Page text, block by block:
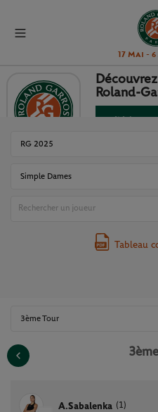
17 Mai -
TABLEAUX ET
RG 2025
Simple Dames
Tableau
3ème Tour
A.Sabalenka (1)
Roland-